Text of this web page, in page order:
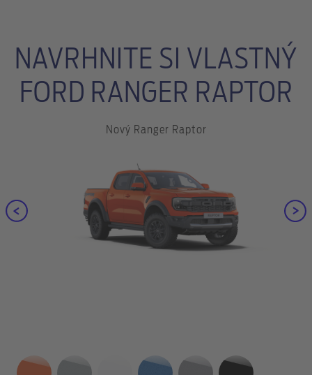
NAVRHNITE SI VLASTNÝ
FORD RANGER RAPTOR
Nový Ranger Raptor